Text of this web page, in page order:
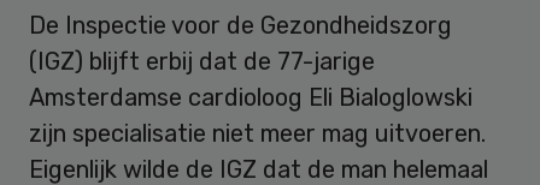
De Inspectie voor de Gezondheidszorg
(IGZ) blijft erbij dat de 77-jarige
Amsterdamse cardioloog Eli Bialoglowski
zijn specialisatie niet meer mag uitvoeren.
Eigenlijk wilde de IGZ dat de man helemaal